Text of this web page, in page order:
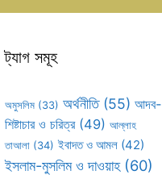
ট্যাগ সমূহ
অমুসলিম (33) অর্থনীতি(55) আদব-
শিষ্টাচার ও চরিত্র(49) আল্লাহ
তাআলা (34) ইবাদত ও আমল (42)
ইসলাম-মুসলিম ও দাওয়াহ(60)